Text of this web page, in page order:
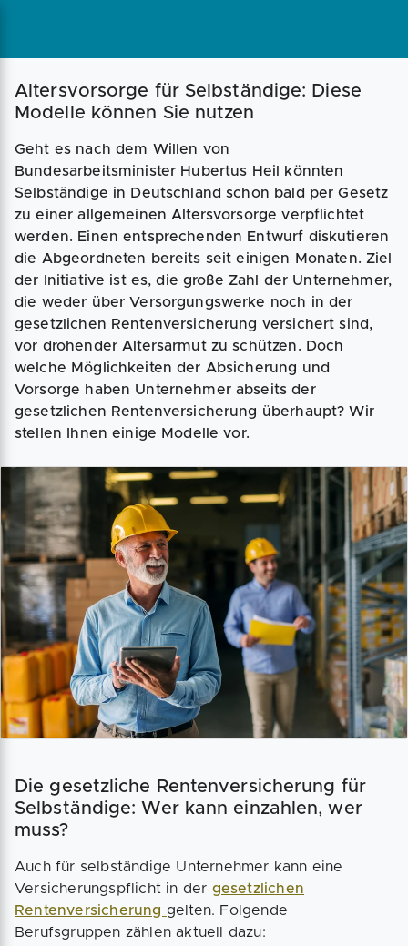
Magazin Businessplan Fördermittel
Altersvorsorge für Selbständige: Diese
Modelle können Sie nutzen
Geht es nach dem Willen von
Bundesarbeitsminister Hubertus Heil könnten
Selbständige in Deutschland schon bald per Gesetz
zu einer allgemeinen Altersvorsorge verpflichtet
werden. Einen entsprechenden Entwurf diskutieren
die Abgeordneten bereits seit einigen Monaten. Ziel
der Initiative ist es, die große Zahl der Unternehmer,
die weder über Versorgungswerke noch in der
gesetzlichen Rentenversicherung versichert sind,
vor drohender Altersarmut zu schützen. Doch
welche Möglichkeiten der Absicherung und
Vorsorge haben Unternehmer abseits der
gesetzlichen Rentenversicherung überhaupt? Wir
stellen Ihnen einige Modelle vor.
Die gesetzliche Rentenversicherung für
Selbständige: Wer kann einzahlen, wer
muss?
Auch für selbständige Unternehmer kann eine
Versicherungspflicht in der gesetzlichen
Rentenversicherung gelten. Folgende
Berufsgruppen zählen aktuell dazu: